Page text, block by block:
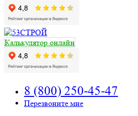
Калькулятор онлайн
8 (800) 250-45-47
Перезвоните мне